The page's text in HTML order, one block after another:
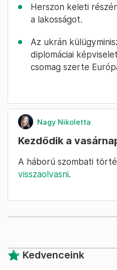
Herszon keleti
a lakosságot.
Az ukrán
diplomáciai
csomag szerte
Nagy Nikoletta
Kezdődik a
A háború szombati
visszaolvasni.
Kedvenceink